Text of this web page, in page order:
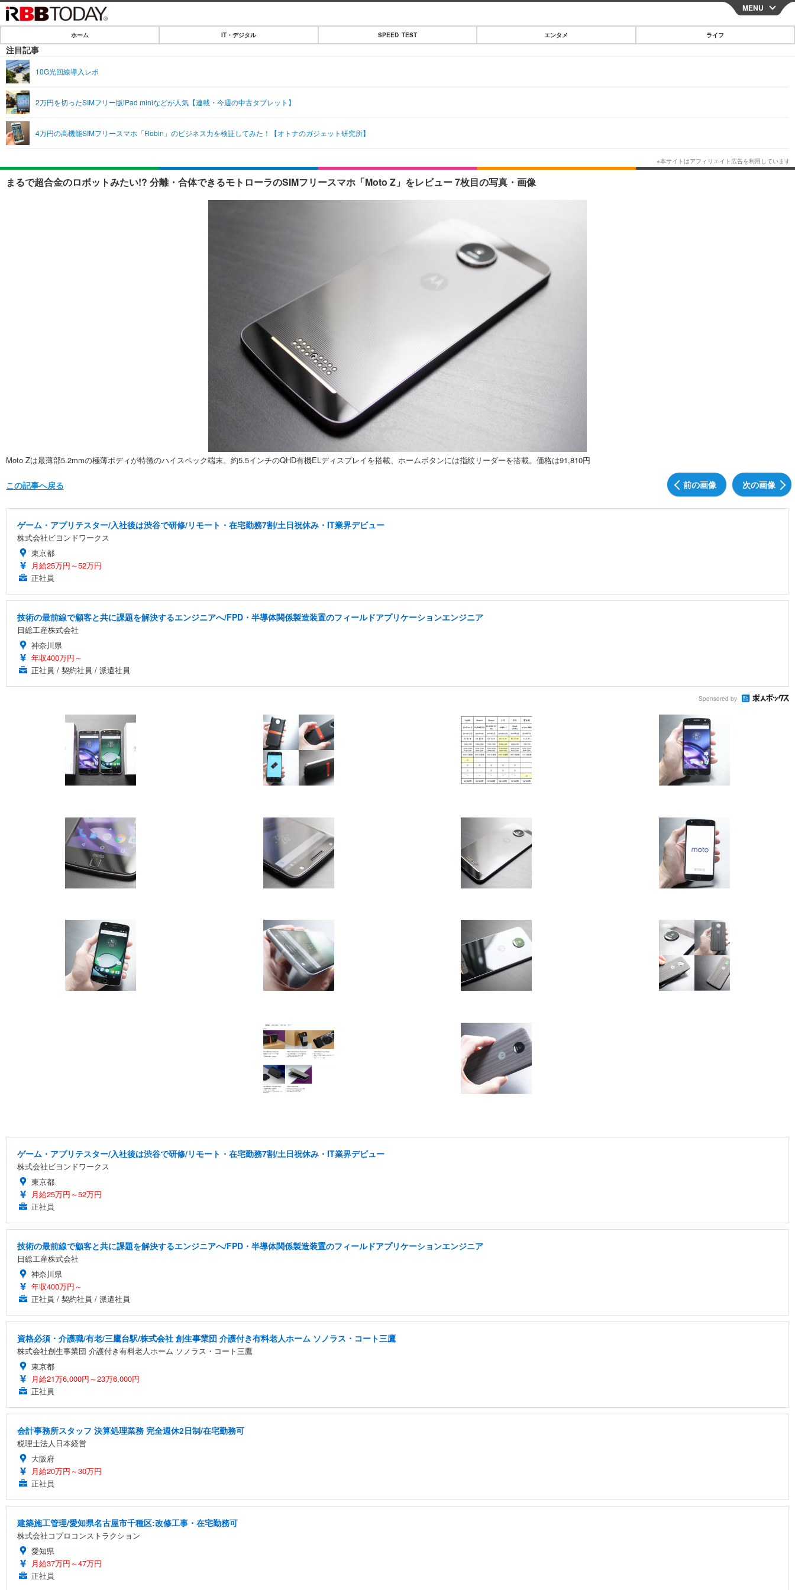
CLOSE
IT・デジタル
ショッピング
SPEED TEST
エンタメ
エンタメTOP
音楽
ライフ
ライフTOP グルメ
ペット
リリース一覧
MENU
ホーム IT・デジタル SPEED TEST エンタメ ライフ
注目記事
10G光回線導入レポ
2万円を切ったSIMフリー版iPad miniなどが人気【連載・今週の中古タブレット】
4万円の高機能SIMフリースマホ「Robin」のビジネス力を検証してみた！【オトナのガジェット研究所】
まるで超合金のロボットみたい!? 分離・合体できるモトローラのSIMフリースマホ「Moto Z」をレビュー 7枚目の写真・画像
Moto Zは最薄部5.2mmの極薄ボディが特徴のハイスペック端末。約5.5インチのQHD有機ELディスプレイを搭載、ホームボタンには指紋リーダーを搭載。価格は91,810円
前の画像 次の画像
この記事へ戻る
ゲーム・アプリテスター/入社後は渋谷で研修/リモート・在宅勤務7割/土日祝休み・IT業界デビュー
株式会社ビヨンドワークス
東京都
月給25万円～52万円
正社員
技術の最前線で顧客と共に課題を解決するエンジニアへ/FPD・半導体関係製造装置のフィールドアプリケーションエンジニア
日総工産株式会社
神奈川県
年収400万円～
正社員 / 契約社員 / 派遣社員
Sponsored by
ゲーム・アプリテスター/入社後は渋谷で研修/リモート・在宅勤務7割/土日祝休み・IT業界デビュー
株式会社ビヨンドワークス
東京都
月給25万円～52万円
正社員
技術の最前線で顧客と共に課題を解決するエンジニアへ/FPD・半導体関係製造装置のフィールドアプリケーションエンジニア
日総工産株式会社
神奈川県
年収400万円～
正社員 / 契約社員 / 派遣社員
資格必須・介護職/有老/三鷹台駅/株式会社 創生事業団 介護付き有料老人ホーム ソノラス・コート三鷹
株式会社創生事業団 介護付き有料老人ホーム ソノラス・コート三鷹
東京都
月給21万6,000円～23万6,000円
正社員
会計事務所スタッフ 決算処理業務 完全週休2日制/在宅勤務可
税理士法人日本経営
大阪府
月給20万円～30万円
正社員
建築施工管理/愛知県名古屋市千種区:改修工事・在宅勤務可
株式会社コプロコンストラクション
愛知県
月給37万円～47万円
正社員